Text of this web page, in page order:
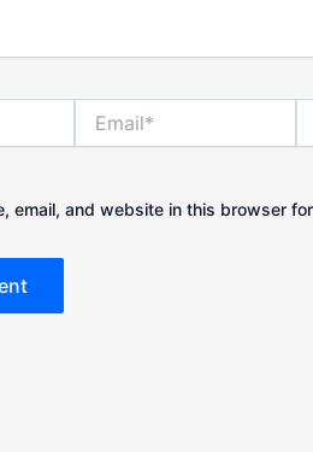
email, and website in this browser